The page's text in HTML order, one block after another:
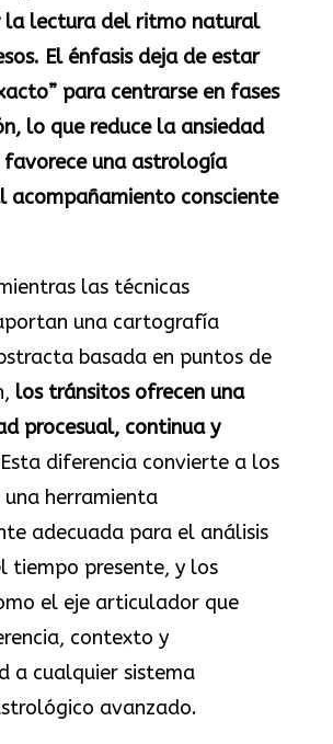
la lectura del ritmo natural
El énfasis deja de estar
para centrarse en fases
lo que reduce la ansiedad
una astrología
acompañamiento consciente
las técnicas
una cartografía
basada en puntos de
los tránsitos ofrecen una
procesual, continua y
diferencia convierte a los
herramienta
adecuada para el análisis
tiempo presente, y los
el eje articulador que
contexto y
a cualquier sistema
avanzado.